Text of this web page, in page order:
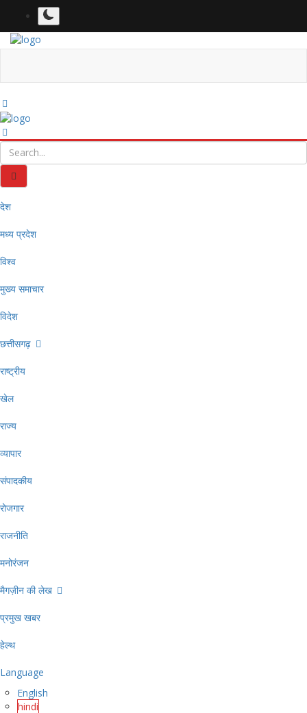
देश
मध्य प्रदेश
विश्व
मुख्य समाचार
विदेश
छत्तीसगढ़
राष्ट्रीय
खेल
राज्य
व्यापार
संपादकीय
रोजगार
राजनीति
मनोरंजन
मैगज़ीन की लेख
प्रमुख खबर
हेल्थ
Language
English
hindi